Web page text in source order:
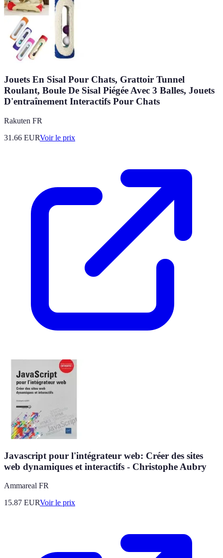
Jouets En Sisal Pour Chats, Grattoir Tunnel
Roulant, Boule De Sisal Piégée Avec 3 Balles, Jouets
D'entraînement Interactifs Pour Chats
Rakuten FR
31.66 EURVoir le prix
Javascript pour l'intégrateur web: Créer des sites
web dynamiques et interactifs - Christophe Aubry
Ammareal FR
15.87 EURVoir le prix